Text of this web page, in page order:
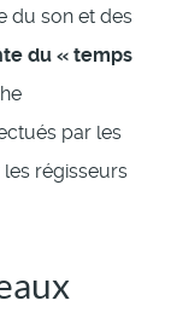
du son et des
du « temps
par les
régisseurs